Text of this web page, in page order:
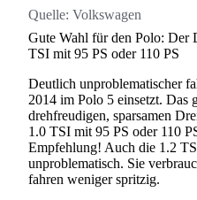
Quelle: Volkswagen
Gute Wahl für den Polo: Der
TSI mit 95 PS oder 110 PS
Deutlich unproblematischer
2014 im Polo 5 einsetzt. Das
drehfreudigen, sparsamen
1.0 TSI mit 95 PS oder 110
Empfehlung! Auch die 1.2
unproblematisch. Sie
fahren weniger spritzig.